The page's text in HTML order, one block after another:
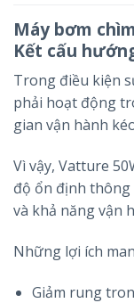
Máy bơm
Kết cấu
Trong điều kiện
phải hoạt động
gian vận hành
Vì vậy, Vatture
độ ổn định thông
và khả năng vận
Những lợi ích
Giảm rung